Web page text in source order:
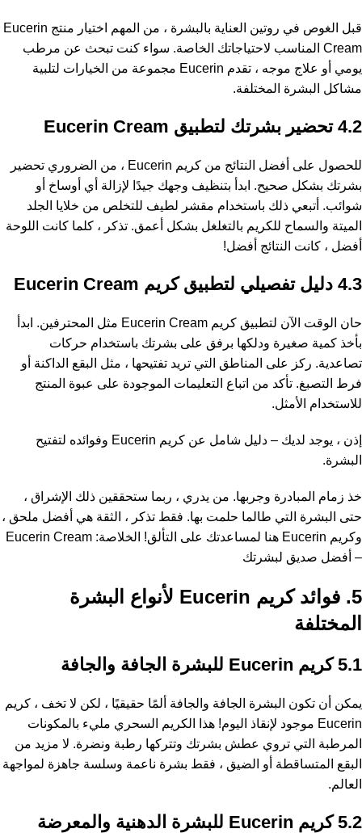
قبل الغوص في روتين العناية بالبشرة ، من المهم اختيار منتج Eucerin
Cream المناسب لاحتياجاتك الخاصة. سواء كنت تبحث عن مرطب
يومي أو علاج موجه ، تقدم Eucerin مجموعة من الخيارات لتلبية
مشاكل البشرة المختلفة.
4.2 تحضير بشرتك لتطبيق Eucerin Cream
للحصول على أفضل النتائج من كريم Eucerin ، من الضروري تحضير
بشرتك بشكل صحيح. ابدأ بتنظيف وجهك جيدًا لإزالة أي أوساخ أو
شوائب. أتبعي ذلك باستخدام مقشر لطيف للتخلص من خلايا الجلد
الميتة والسماح للكريم بالتغلغل بشكل أعمق. تذكر ، كلما كانت اللوحة
أفضل ، كانت النتائج أفضل!
4.3 دليل تفصيلي لتطبيق كريم Eucerin Cream
حان الوقت الآن لتطبيق كريم Eucerin Cream مثل المحترفين. ابدأ
بأخذ كمية صغيرة ودلكها برفق على بشرتك باستخدام حركات
تصاعدية. ركز على المناطق التي تريد تفتيحها ، مثل البقع الداكنة أو
فرط التصبغ. تأكد من اتباع التعليمات الموجودة على عبوة المنتج
للاستخدام الأمثل.
إذن ، يوجد لديك – دليل شامل عن كريم Eucerin وفوائده لتفتيح
البشرة.
خذ زمام المبادرة وجربها. من يدري ، ربما ستحققين ذلك الإشراق ،
حتى البشرة التي طالما حلمت بها. فقط تذكر ، الثقة هي أفضل ملحق ،
وكريم Eucerin هنا لمساعدتك على التألق! الخلاصة: Eucerin Cream
– أفضل صديق لبشرتك
5. فوائد كريم Eucerin لأنواع البشرة
المختلفة
5.1 كريم Eucerin للبشرة الجافة والجافة
يمكن أن تكون البشرة الجافة والجافة ألمًا حقيقيًا ، لكن لا تخف ، كريم
Eucerin موجود لإنقاذ اليوم! هذا الكريم السحري مليء بالمكونات
المرطبة التي تروي عطش بشرتك وتتركها رطبة ونضرة. لا مزيد من
البقع المتساقطة أو الضيق ، فقط بشرة ناعمة وسلسة جاهزة لمواجهة
العالم.
5.2 كريم Eucerin للبشرة الدهنية والمعرضة